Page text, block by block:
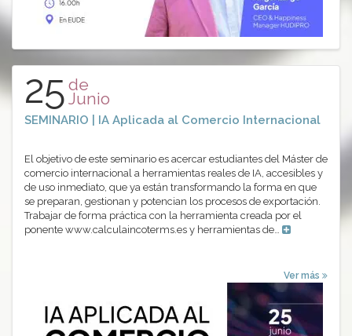
25 de
Junio
SEMINARIO | IA Aplicada al Comercio Internacional
El objetivo de este seminario es acercar estudiantes del Máster de
comercio internacional a herramientas reales de IA, accesibles y
de uso inmediato, que ya están transformando la forma en que
se preparan, gestionan y potencian los procesos de exportación.
Trabajar de forma práctica con la herramienta creada por el
ponente www.calculaincoterms.es y herramientas de…
Ver más